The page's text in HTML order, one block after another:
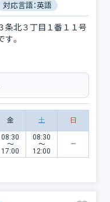
対応言語：英語
条北３丁目１番１１号
。
金 土 日
08:30
〜
17:00
08:30
〜
12:00